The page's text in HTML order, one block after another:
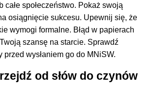
całe społeczeństwo. Pokaż swoją
osiągnięcie sukcesu. Upewnij się, że
wymogi formalne. Błąd w papierach
szansę na starcie. Sprawdź
przed wysłaniem go do MNiSW.
od słów do czynów